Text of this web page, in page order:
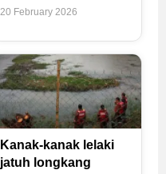
20 February 2026
Kanak-kanak lelaki
jatuh longkang